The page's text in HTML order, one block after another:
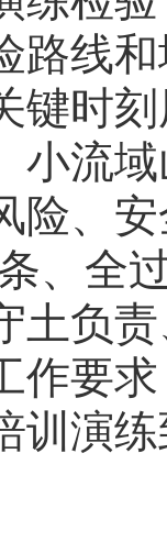
路线
键时
小流
险、
、全
土负
作要
训演